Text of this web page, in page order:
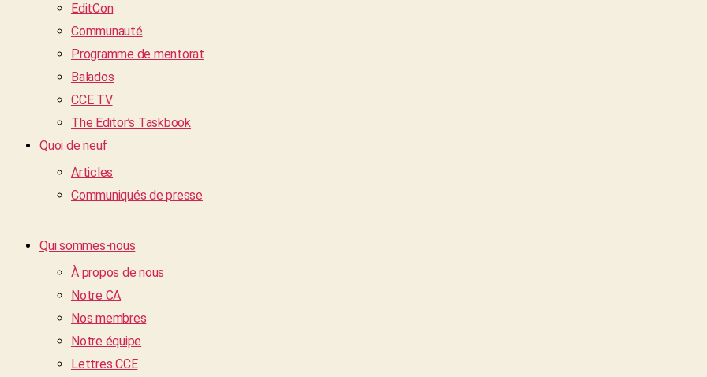
EditCon
Communauté
Programme de mentorat
Balados
CCE TV
The Editor’s Taskbook
Quoi de neuf
Articles
Communiqués de presse
Qui sommes-nous
À propos de nous
Notre CA
Nos membres
Notre équipe
Lettres CCE